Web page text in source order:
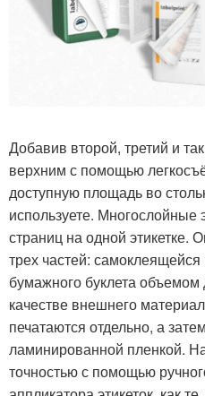
Добавив второй, третий и
верхним с помощью
доступную площадь во
используете. Многослойные
страниц на одной этикетке.
трех частей:
бумажного буклета
качестве внешнего
печатаются отдельно, а
ламинированной пленкой.
точностью с помощью